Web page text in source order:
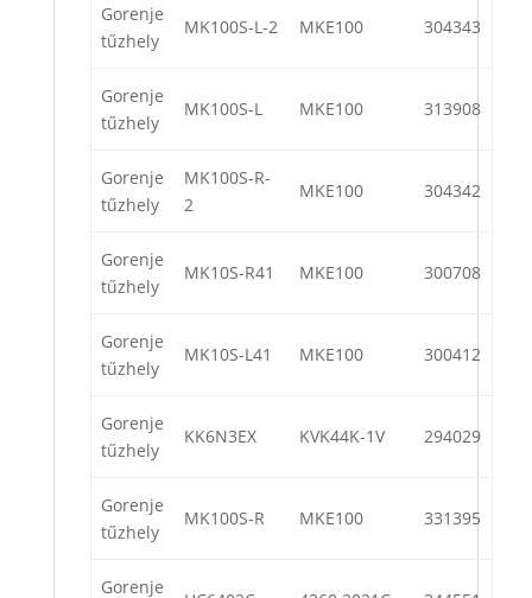
Gorenje
tűzhely
MK100S-L-2 MKE100 304343
Gorenje
tűzhely
MK100S-L MKE100 313908
Gorenje
tűzhely
MK100S-R-
2
MKE100 304342
Gorenje
tűzhely
MK10S-R41 MKE100 300708
Gorenje
tűzhely
MK10S-L41 MKE100 300412
Gorenje
tűzhely
KK6N3EX KVK44K-1V 294029
Gorenje
tűzhely
MK100S-R MKE100 331395
Gorenje